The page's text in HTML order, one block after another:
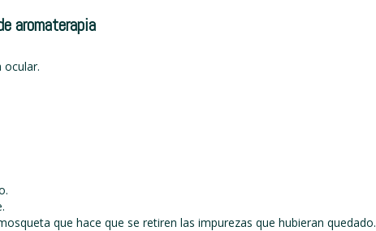
aromaterapia
ocular.
que hace que se retiren las impurezas que hubieran quedado.